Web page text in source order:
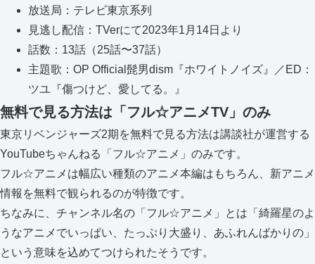
放送局：テレビ東京系列
見逃し配信：TVerにて2023年1月14日より
話数：13話（25話〜37話）
主題歌：OP Official髭男dism『ホワイトノイズ』／ED：
ツユ『傷つけど、愛してる。』
無料で見る方法は「フル☆アニメTV」のみ
東京リベンジャーズ2期を無料で見る方法は講談社が運営する
YouTubeちゃんねる「フル☆アニメ」のみです。
フル☆アニメは幅広い種類のアニメ本編はもちろん、新アニメ
情報を無料で観られるのが特徴です。
ちなみに、チャンネル名の「フル☆アニメ」とは「綺羅星のよ
うなアニメでいっぱい、たっぷり大盛り、あふれんばかりの」
という意味を込めてつけられたそうです。